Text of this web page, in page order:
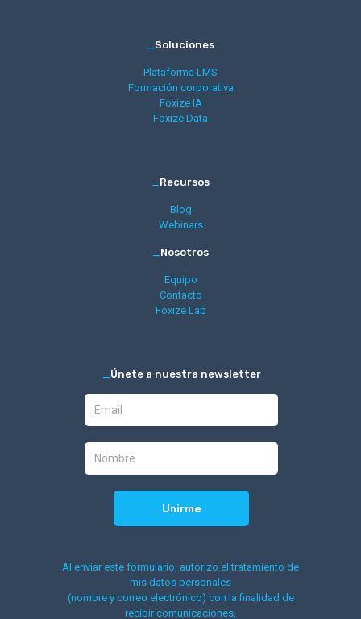
Soluciones
Plataforma LMS
Formación corporativa
Foxize IA
Foxize Data
Recursos
Blog
Webinars
Nosotros
Equipo
Contacto
Foxize Lab
Únete a nuestra newsletter
Al enviar este formulario, autorizo el tratamiento de
mis datos personales
(nombre y correo electrónico) con la finalidad de
recibir comunicaciones,